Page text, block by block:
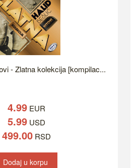
- Zlatna kolekcija [kompilac...
4.99 EUR
5.99 USD
499.00 RSD
Dodaj u korpu